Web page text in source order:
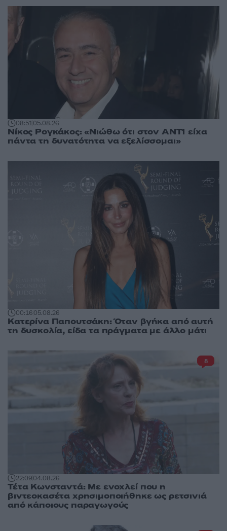
08:5105.08.26
Νίκος Ρογκάκος: «Νιώθω ότι στον ΑΝΤ1 είχα
πάντα τη δυνατότητα να εξελίσσομαι»
00:1605.08.26
Κατερίνα Παπουτσάκη: Όταν βγήκα από αυτή
τη δυσκολία, είδα τα πράγματα με άλλο μάτι
22:0904.08.26
Τέτα Κωνσταντά: Με ενοχλεί που η
βιντεοκασέτα χρησιμοποιήθηκε ως ρετσινιά
από κάποιους παραγωγούς
8